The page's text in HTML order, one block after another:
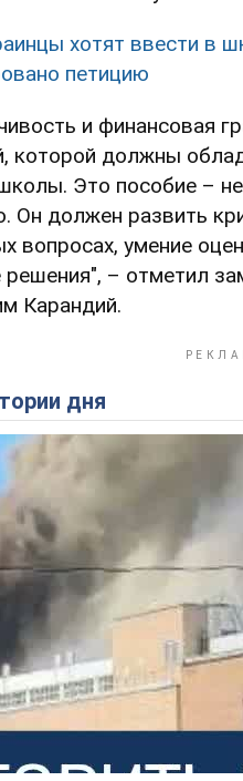
хотят ввести в
петицию
и финансовая
которой должны
Это пособие –
Он должен развить
вопросах, умение
– отметил
Карандий.
дня